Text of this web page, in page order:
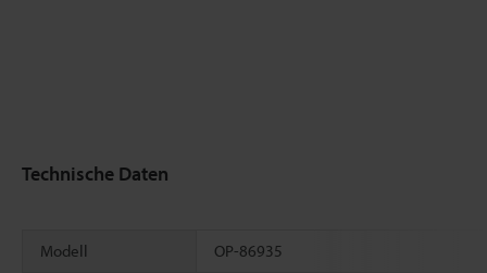
Technische Daten
Modell OP-86935